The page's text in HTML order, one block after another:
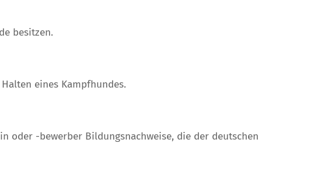
besitzen.
eines Kampfhundes.
oder -bewerber Bildungsnachweise, die der deutschen